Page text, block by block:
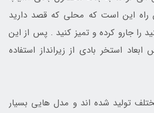
راه این است که محلی که قصد دارید
را جارو کرده و تمیز کنید . پس از این
استخر بادی از زیرانداز استفاده
تولید شده اند و مدل هایی بسیار